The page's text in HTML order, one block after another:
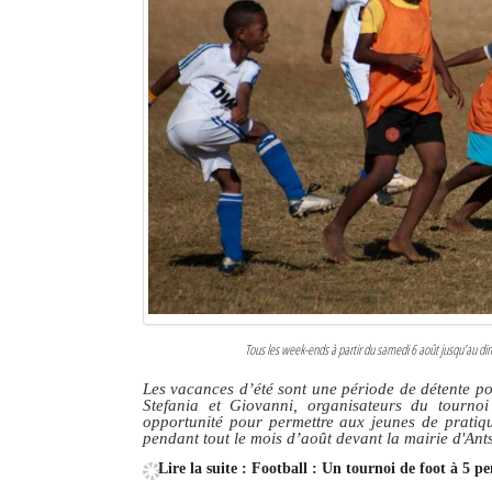
Tous les week-ends à partir du samedi 6 août jusqu’au
Les vacances d’été sont une période de détente
Stefania et Giovanni, organisateurs du
opportunité pour permettre aux jeunes de
pendant tout le mois d’août devant la mairie
Lire la suite : Football : Un tournoi de foot à 5